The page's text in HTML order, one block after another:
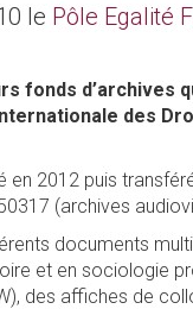
le Pôle Egalité
fonds
des
en 2012 puis
(archives
documents
et en sociologie
des affiches de